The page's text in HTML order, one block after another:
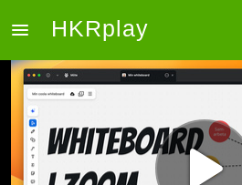
HKRplay